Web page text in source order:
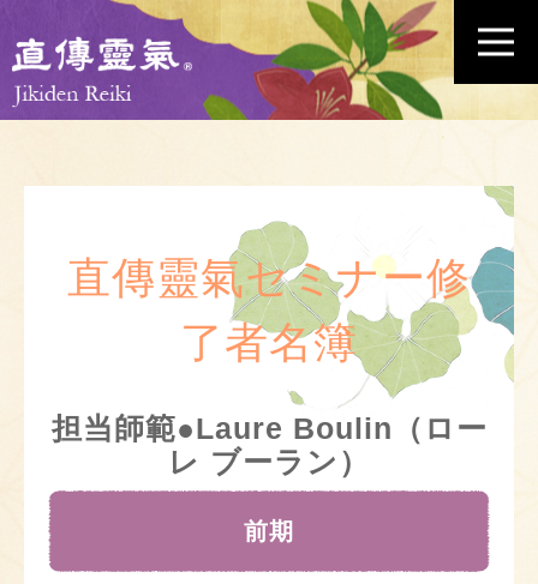
直傳靈氣セミナー修
了者名簿
担当師範●Laure Boulin（ロー
レ ブーラン）
前期